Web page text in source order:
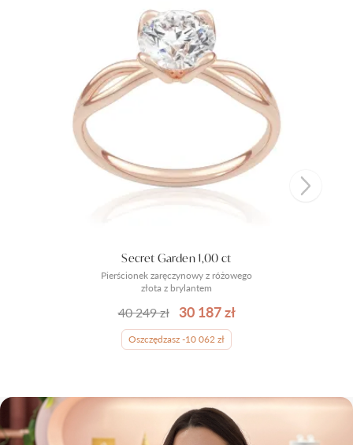
Pierścionek zaręczynowy z różowego
złota z brylantem
Secret Garden 1,00 ct
40 249 zł 30 187 zł
Oszczędzasz -10 062 zł